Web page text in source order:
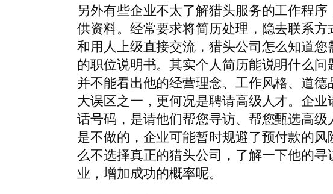
另外有些企业不太了解猎头服务的工作程
供资料。经常要求将简历处理，隐去联系
和用人上级直接交流，猎头公司怎么知道
的职位说明书。其实个人简历能说明什么
并不能看出他的经营理念、工作风格、道
大误区之一，更何况是聘请高级人才。企
话号码，是请他们帮您寻访、帮您甄选高
是不做的，企业可能暂时规避了预付款的
么不选择真正的猎头公司，了解一下他的
业，增加成功的概率呢。